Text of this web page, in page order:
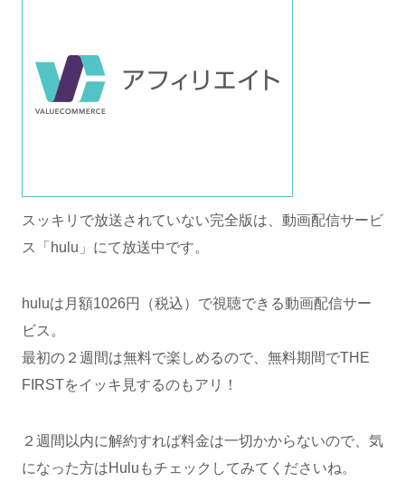
スッキリで放送されていない完全版は、動画配信サービ
ス「hulu」にて放送中です。
huluは月額1026円（税込）で視聴できる動画配信サー
ビス。
最初の２週間は無料で楽しめるので、無料期間でTHE
FIRSTをイッキ見するのもアリ！
２週間以内に解約すれば料金は一切かからないので、気
になった方はHuluもチェックしてみてくださいね。